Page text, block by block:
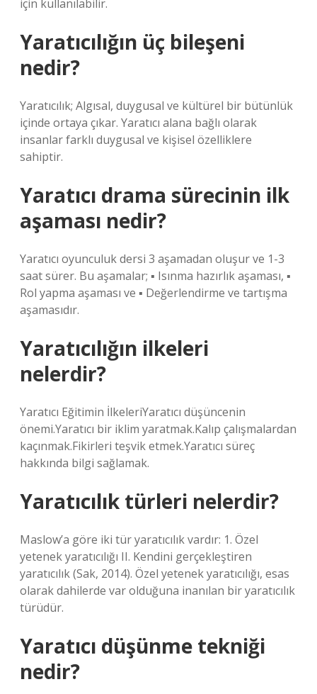
için kullanılabilir.
Yaratıcılığın üç bileşeni
nedir?
Yaratıcılık; Algısal, duygusal ve kültürel bir bütünlük
içinde ortaya çıkar. Yaratıcı alana bağlı olarak
insanlar farklı duygusal ve kişisel özelliklere
sahiptir.
Yaratıcı drama sürecinin ilk
aşaması nedir?
Yaratıcı oyunculuk dersi 3 aşamadan oluşur ve 1-3
saat sürer. Bu aşamalar; ▪ Isınma hazırlık aşaması, ▪
Rol yapma aşaması ve ▪ Değerlendirme ve tartışma
aşamasıdır.
Yaratıcılığın ilkeleri
nelerdir?
Yaratıcı Eğitimin İlkeleriYaratıcı düşüncenin
önemi.Yaratıcı bir iklim yaratmak.Kalıp çalışmalardan
kaçınmak.Fikirleri teşvik etmek.Yaratıcı süreç
hakkında bilgi sağlamak.
Yaratıcılık türleri nelerdir?
Maslow’a göre iki tür yaratıcılık vardır: 1. Özel
yetenek yaratıcılığı II. Kendini gerçekleştiren
yaratıcılık (Sak, 2014). Özel yetenek yaratıcılığı, esas
olarak dahilerde var olduğuna inanılan bir yaratıcılık
türüdür.
Yaratıcı düşünme tekniği
nedir?